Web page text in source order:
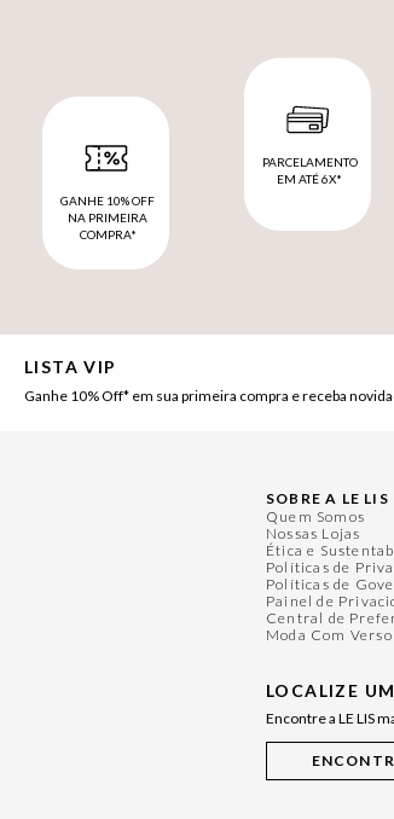
GANHE 10% OFF
NA PRIMEIRA
COMPRA*
PARCELAMENTO
EM ATÉ 6X*
LISTA VIP
Ganhe 10% Off* em sua primeira compra e receba
SOBRE A LE LIS
Quem Somos
Nossas Lojas
Ética e
Políticas de
Políticas de
Painel de
Central de
Moda Com Verso
LOCALIZE
Encontre a LE LIS